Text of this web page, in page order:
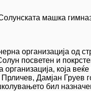
машка
организација од
посветен и
која
Дамјан Груев
бил